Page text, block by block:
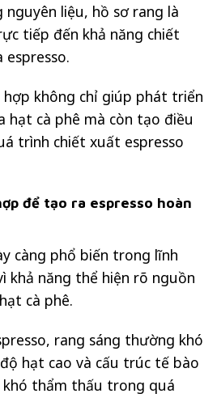
nguyên liệu, hồ sơ rang là
tiếp đến khả năng chiết
espresso.
không chỉ giúp phát triển
hạt cà phê mà còn tạo điều
trình chiết xuất espresso
để tạo ra espresso hoàn
càng phổ biến trong lĩnh
khả năng thể hiện rõ nguồn
cà phê.
rang sáng thường khó
hạt cao và cấu trúc tế bào
khó thẩm thấu trong quá